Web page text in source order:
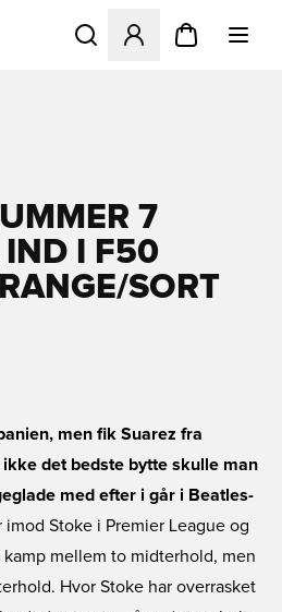
Åbner en Modal til at
7
IND I F50
SORT
men fik Suarez fra
det bedste bytte skulle man
med efter i går i Beatles-
imod Stoke i Premier League og
mellem to midterhold, men
Hvor Stoke har overrasket